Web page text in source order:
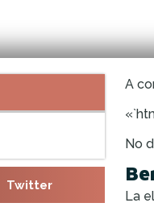
Twitter
A
No
La